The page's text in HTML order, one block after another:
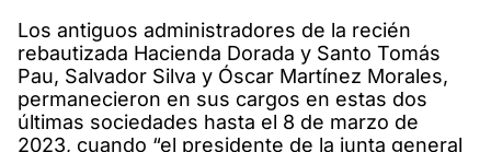
Los antiguos administradores de la recién
rebautizada Hacienda Dorada y Santo Tomás
Pau, Salvador Silva y Óscar Martínez Morales,
permanecieron en sus cargos en estas dos
últimas sociedades hasta el 8 de marzo de
2023, cuando “el presidente de la junta general